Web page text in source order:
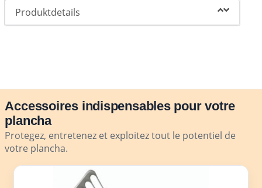
Produktdetails
Accessoires indispensables pour votre
plancha
Protegez, entretenez et exploitez tout le potentiel de
votre plancha.